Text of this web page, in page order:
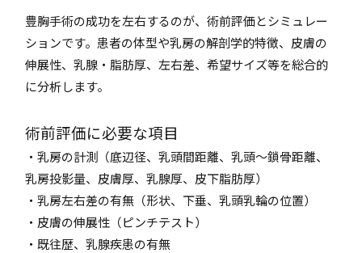
豊胸手術の成功を左右するのが、術前評価とシミュレー
ションです。患者の体型や乳房の解剖学的特徴、皮膚の
伸展性、乳腺・脂肪厚、左右差、希望サイズ等を総合的
に分析します。
術前評価に必要な項目
・乳房の計測（底辺径、乳頭間距離、乳頭～鎖骨距離、
乳房投影量、皮膚厚、乳腺厚、皮下脂肪厚）
・乳房左右差の有無（形状、下垂、乳頭乳輪の位置）
・皮膚の伸展性（ピンチテスト）
・既往歴、乳腺疾患の有無